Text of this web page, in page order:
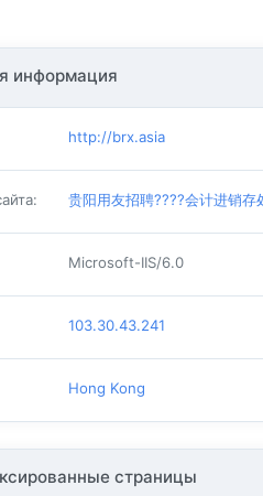
информация
http://brx.asia
: 贵阳用友招聘????会计进销存
Microsoft-IIS/6.0
103.30.43.241
Hong Kong
страницы